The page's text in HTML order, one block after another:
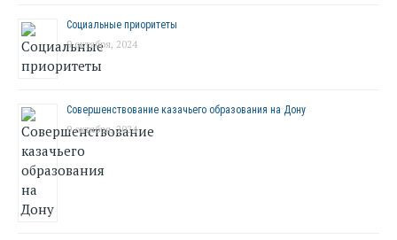
Социальные приоритеты
9 октября, 2024
Совершенствование казачьего образования на Дону
9 октября, 2024